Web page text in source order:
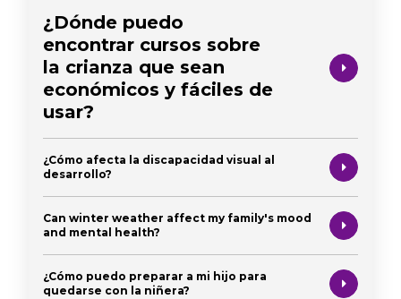
¿Dónde puedo
encontrar cursos sobre
la crianza que sean
económicos y fáciles de
usar?
¿Cómo afecta la discapacidad visual al
desarrollo?
Can winter weather affect my family's mood
and mental health?
¿Cómo puedo preparar a mi hijo para
quedarse con la niñera?